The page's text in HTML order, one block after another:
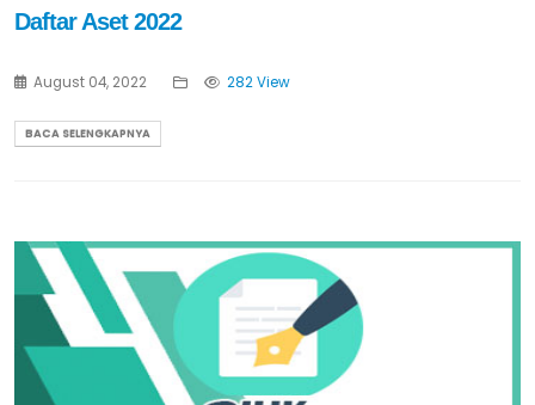
Daftar Aset 2022
August 04, 2022 282 View
BACA SELENGKAPNYA